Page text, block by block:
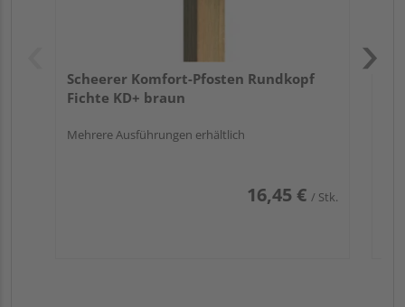
Scheerer Komfort-Pfosten Rundkopf
Fichte KD+ braun
Mehrere Ausführungen erhältlich
16,45 € / Stk.